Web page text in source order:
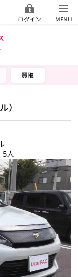
ログイン MENU
買取
）
5人